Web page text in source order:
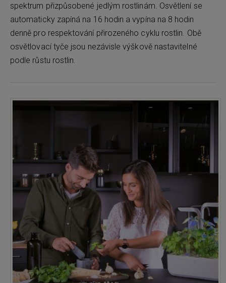
spektrum přizpůsobené jedlým rostlinám. Osvětlení se
automaticky zapíná na 16 hodin a vypína na 8 hodin
denně pro respektování přirozeného cyklu rostlin. Obě
osvětlovací tyče jsou nezávisle výškově nastavitelné
podle růstu rostlin.